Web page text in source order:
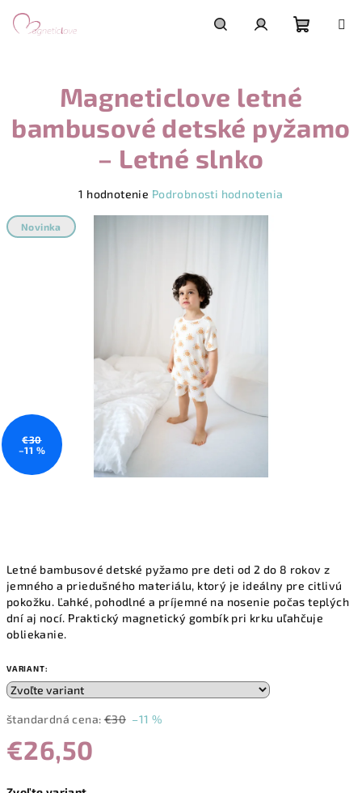
košík
Letné bambusové detské pyžamo pre deti od 2 do 8 rokov z
jemného a priedušného materiálu, ktorý je ideálny pre citlivú
pokožku. Ľahké, pohodlné a príjemné na nosenie počas teplých
dní aj nocí. Praktický magnetický gombík pri krku uľahčuje
obliekanie.
VARIANT:
štandardná cena: €30 –11 %
€26,50
Magneticlove letné
bambusové detské pyžamo
– Letné slnko
produktu
je
1 hodnotenie Podrobnosti hodnotenia
Novinka
€30
–11 %